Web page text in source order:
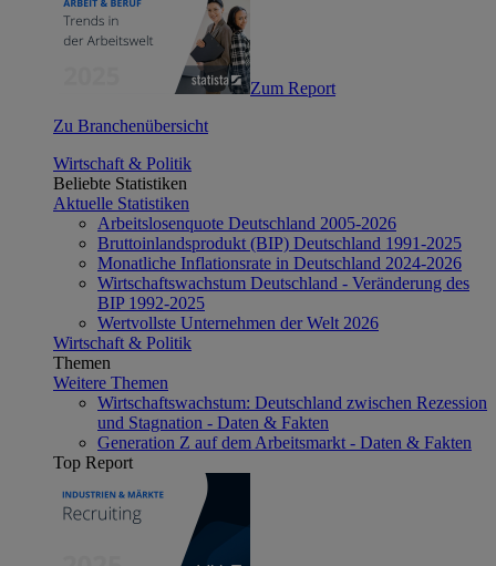
Zum Report
Zu Branchenübersicht
Wirtschaft & Politik
Beliebte Statistiken
Aktuelle Statistiken
Arbeitslosenquote Deutschland 2005-2026
Bruttoinlandsprodukt (BIP) Deutschland 1991-2025
Monatliche Inflationsrate in Deutschland 2024-2026
Wirtschaftswachstum Deutschland - Veränderung des
BIP 1992-2025
Wertvollste Unternehmen der Welt 2026
Wirtschaft & Politik
Themen
Weitere Themen
Wirtschaftswachstum: Deutschland zwischen Rezession
und Stagnation - Daten & Fakten
Generation Z auf dem Arbeitsmarkt - Daten & Fakten
Top Report